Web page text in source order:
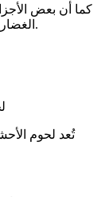
كما أن بعض
الغضاريف، ما يجعلها مصدراً إضافياً للكولاجين الطبيعي.
تُعد لحوم